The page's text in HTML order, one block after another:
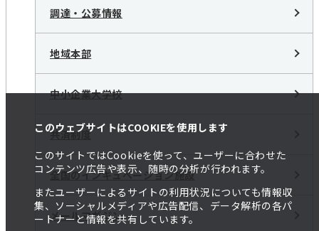
このウェブサイトはCOOKIEを使用します
このサイトではCookieを使って、ユーザーに合わせた
コンテンツ広告や表示、随時の分析が行われます。
またユーザーによるサイトの利用状況についても情報収
集、ソーシャルメディアや広告配信、データ解析の各パ
ートナーと情報を共有しています。
調達・公募情報
地域本部
中小企業大学校
共済制度
全国のインキュベーション施設
メールマガジン